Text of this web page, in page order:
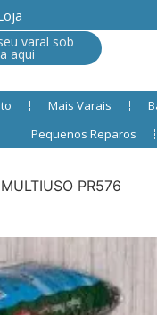
varal sob
aqui
Mais Varais
Pequenos Reparos
PR576